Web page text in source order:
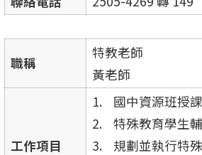
職稱
特教老師
黃老師
工作項目
國中資源班授
特殊教育學生
規劃並執行特